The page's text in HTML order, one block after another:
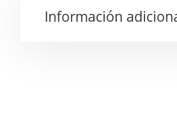
Información